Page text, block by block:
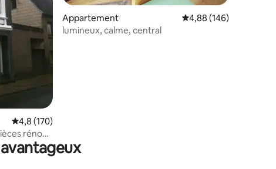
: 4,88 sur 5
Évaluation moyenne sur la base de 170 commentaires : 4,8 sur 5
4,8 (170)
rénové
Appartement Évaluation moyenne
4,88 (146)
lumineux, calme, central